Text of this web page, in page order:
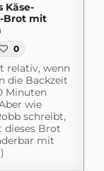
Käse-
Brot mit
0
relativ, wenn
die Backzeit
Minuten
wie
schreibt,
dieses Brot
mit